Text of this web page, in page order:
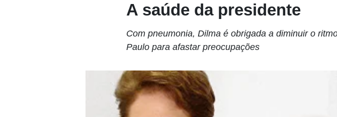
A saúde da presidente
Com pneumonia, Dilma é obrigada a diminuir o
Paulo para afastar preocupações